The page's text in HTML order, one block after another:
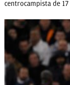
centrocampista de